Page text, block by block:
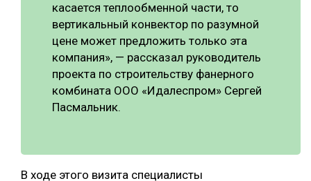
касается теплообменной части, то
вертикальный конвектор по разумной
цене может предложить только эта
компания», — рассказал руководитель
проекта по строительству фанерного
комбината ООО «Идалеспром» Сергей
Пасмальник.
В ходе этого визита специалисты